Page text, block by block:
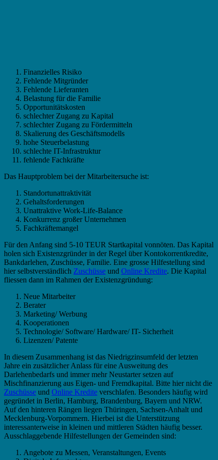
Finanzielles Risiko
Fehlende Mitgründer
Fehlende Lieferanten
Belastung für die Familie
Opportunitätskosten
schlechter Zugang zu Kapital
schlechter Zugang zu Fördermitteln
Skalierung des Geschäftsmodells
hohe Steuerbelastung
schlechte IT-Infrastruktur
fehlende Fachkräfte
Das Hauptproblem bei der Mitarbeitersuche ist:
Standortunattraktivität
Gehaltsforderungen
Unattraktive Work-Life-Balance
Konkurrenz großer Unternehmen
Fachkräftemangel
Für den Anfang sind 5-10 TEUR Startkapital vonnöten. Das Kapital
holen sich Existenzgründer in der Regel über Kontokorrentkredite,
Bankdarlehen, Zuschüsse, Familie. Eine grosse Hilfestellung sind
hier selbstverständlich Zuschüsse und Online Kredite. Die Kapital
fliessen dann im Rahmen der Existenzgründung:
Neue Mitarbeiter
Berater
Marketing/ Werbung
Kooperationen
Technologie/ Software/ Hardware/ IT- Sicherheit
Lizenzen/ Patente
In diesem Zusammenhang ist das Niedrigzinsumfeld der letzten
Jahre ein zusätzlicher Anlass für eine Ausweitung des
Darlehenbedarfs und immer mehr Neustarter setzen auf
Mischfinanzierung aus Eigen- und Fremdkapital. Bitte hier nicht die
Zuschüsse und Online Kredite verschlafen. Besonders häufig wird
gegründet in Berlin, Hamburg, Brandenburg, Bayern und NRW.
Auf den hinteren Rängen liegen Thüringen, Sachsen-Anhalt und
Mecklenburg-Vorpommern. Hierbei ist die Unterstützung
interessanterweise in kleinen und mittleren Städten häufig besser.
Ausschlaggebende Hilfestellungen der Gemeinden sind:
Angebote zu Messen, Veranstaltungen, Events